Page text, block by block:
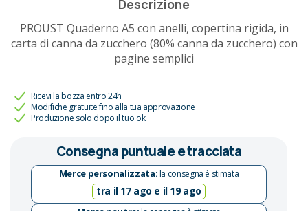
Descrizione
PROUST Quaderno A5 con anelli, copertina rigida, in
carta di canna da zucchero (80% canna da zucchero) con
pagine semplici
Ricevi la bozza entro 24h
Modifiche gratuite fino alla tua approvazione
Produzione solo dopo il tuo ok
Consegna puntuale e tracciata
Merce personalizzata:la consegna è stimata
tra il 17 ago e il 19 ago